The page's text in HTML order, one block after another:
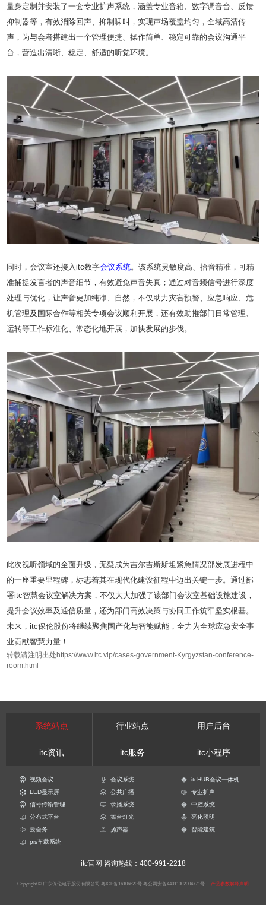
量身定制并安装了一套专业扩声系统，涵盖专业音箱、数字调音台、反馈
抑制器等，有效消除回声、抑制啸叫，实现声场覆盖均匀，全域高清传
声，为与会者搭建出一个管理便捷、操作简单、稳定可靠的会议沟通平
台，营造出清晰、稳定、舒适的听觉环境。
同时，会议室还接入itc数字会议系统。该系统灵敏度高、拾音精准，可精
准捕捉发言者的声音细节，有效避免声音失真；通过对音频信号进行深度
处理与优化，让声音更加纯净、自然，不仅助力灾害预警、应急响应、危
机管理及国际合作等相关专项会议顺利开展，还有效助推部门日常管理、
运转等工作标准化、常态化地开展，加快发展的步伐。
此次视听领域的全面升级，无疑成为吉尔吉斯斯坦紧急情况部发展进程中
的一座重要里程碑，标志着其在现代化建设征程中迈出关键一步。通过部
署itc智慧会议室解决方案，不仅大大加强了该部门会议室基础设施建设，
提升会议效率及通信质量，还为部门高效决策与协同工作筑牢坚实根基。
未来，itc保伦股份将继续聚焦国产化与智能赋能，全力为全球应急安全事
业贡献智慧力量！
转载请注明出处https://www.itc.vip/cases-government-Kyrgyzstan-conference-
room.html
系统站点 行业站点 用户后台
itc资讯 itc服务 itc小程序
视频会议 会议系统
itcHUB会议一体机
LED显示屏
公共广播
专业扩声
信号传输管理
录播系统
中控系统
分布式平台
舞台灯光
亮化照明
云会务
扬声器
智能建筑
pis车载系统
itc官网 咨询热线：400-991-2218
Copyright © 广东保伦电子股份有限公司 粤ICP备16106620号 粤公网安备44011302004771号 产品参数解释声明